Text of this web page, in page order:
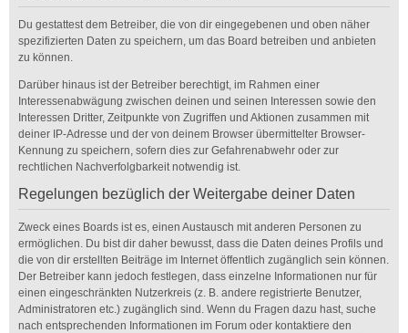
Du gestattest dem Betreiber, die von dir eingegebenen und oben näher
spezifizierten Daten zu speichern, um das Board betreiben und anbieten
zu können.
Darüber hinaus ist der Betreiber berechtigt, im Rahmen einer
Interessenabwägung zwischen deinen und seinen Interessen sowie den
Interessen Dritter, Zeitpunkte von Zugriffen und Aktionen zusammen mit
deiner IP-Adresse und der von deinem Browser übermittelter Browser-
Kennung zu speichern, sofern dies zur Gefahrenabwehr oder zur
rechtlichen Nachverfolgbarkeit notwendig ist.
Regelungen bezüglich der Weitergabe deiner Daten
Zweck eines Boards ist es, einen Austausch mit anderen Personen zu
ermöglichen. Du bist dir daher bewusst, dass die Daten deines Profils und
die von dir erstellten Beiträge im Internet öffentlich zugänglich sein können.
Der Betreiber kann jedoch festlegen, dass einzelne Informationen nur für
einen eingeschränkten Nutzerkreis (z. B. andere registrierte Benutzer,
Administratoren etc.) zugänglich sind. Wenn du Fragen dazu hast, suche
nach entsprechenden Informationen im Forum oder kontaktiere den